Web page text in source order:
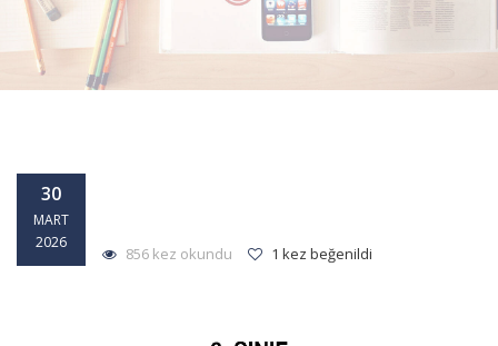
30
MART
2026
856 kez okundu 1 kez beğenildi